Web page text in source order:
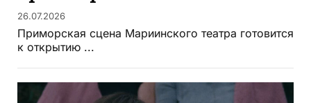
26.07.2026
Приморская сцена Мариинского театра готовится
к открытию ...